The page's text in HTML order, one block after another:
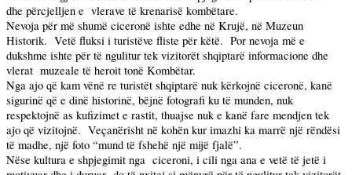
dhe përcjelljen e vlerave të krenarisë kombëtare.
Nevoja për më shumë ciceronë ishte edhe në Krujë, në Muzeun
Historik. Vetë fluksi i turistëve fliste për këtë. Por nevoja më e
dukshme ishte për të ngulitur tek vizitorët shqiptarë informacione dhe
vlerat muzeale të heroit tonë Kombëtar.
Nga ajo që kam vënë re turistët shqiptarë nuk kërkojnë ciceronë, kanë
sigurinë që e dinë historinë, bëjnë fotografi ku të munden, nuk
respektojnë as kufizimet e rastit, thuajse nuk e kanë fare mendjen tek
ajo që vizitojnë. Veçanërisht në kohën kur imazhi ka marrë një rëndësi
të madhe, një foto “mund të fshehë një mijë fjalë”.
Nëse kultura e shpjegimit nga ciceroni, i cili nga ana e vetë të jetë i